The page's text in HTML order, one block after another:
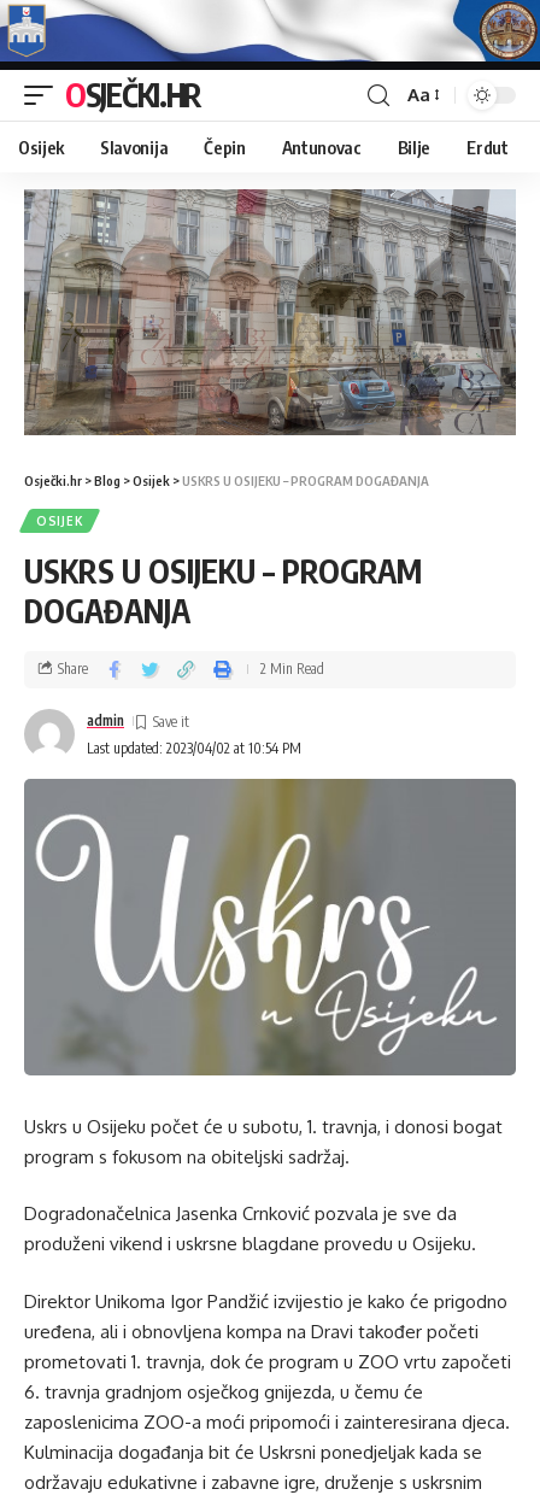
OSJEČKI.HR Aa
Osijek Slavonija Čepin Antunovac Bilje Erdut
Osječki.hr >Blog >Osijek >USKRS U OSIJEKU – PROGRAM DOGAĐANJA
OSIJEK
USKRS U OSIJEKU – PROGRAM
DOGAĐANJA
Last updated: 2023/04/02 at 10:54 PM
admin
Share 2 Min Read
Uskrs u Osijeku počet će u subotu, 1. travnja, i donosi bogat
program s fokusom na obiteljski sadržaj.
Dogradonačelnica Jasenka Crnković pozvala je sve da
produženi vikend i uskrsne blagdane provedu u Osijeku.
Direktor Unikoma Igor Pandžić izvijestio je kako će prigodno
uređena, ali i obnovljena kompa na Dravi također početi
prometovati 1. travnja, dok će program u ZOO vrtu započeti
6. travnja gradnjom osječkog gnijezda, u čemu će
zaposlenicima ZOO-a moći pripomoći i zainteresirana djeca.
Kulminacija događanja bit će Uskrsni ponedjeljak kada se
održavaju edukativne i zabavne igre, druženje s uskrsnim